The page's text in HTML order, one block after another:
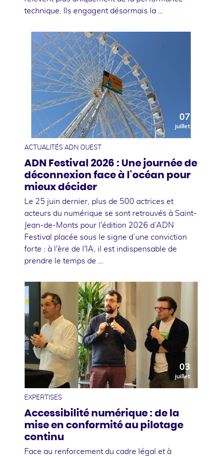
technique. Ils engagent désormais la …
07
juillet
ACTUALITÉS ADN OUEST
ADN Festival 2026 : Une journée de
déconnexion face à l'océan pour
mieux décider
Le 25 juin dernier, plus de 500 actrices et
acteurs du numérique se sont retrouvés à Saint-
Jean-de-Monts pour l'édition 2026 d’ADN
Festival placée sous le signe d’une conviction
forte : à l'ère de l'IA, il est indispensable de
prendre le temps de …
03
juillet
EXPERTISES
Accessibilité numérique : de la
mise en conformité au pilotage
continu
Face au renforcement du cadre légal et à